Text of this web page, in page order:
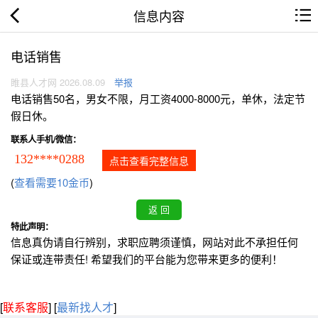
信息内容
电话销售
睢县人才网 2026.08.09 举报
电话销售50名，男女不限，月工资4000-8000元，单休，法定节
假日休。
联系人手机/微信：
132****0288 点击查看完整信息
(查看需要10金币)
特此声明：
信息真伪请自行辨别，求职应聘须谨慎，网站对此不承担任何
保证或连带责任! 希望我们的平台能为您带来更多的便利！
[联系客服] [最新找人才]